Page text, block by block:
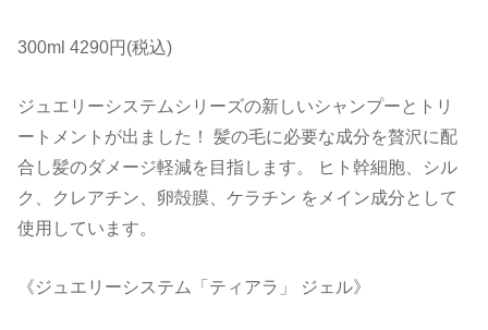
300ml 4290円(税込)
ジュエリーシステムシリーズの新しいシャンプーとトリ
ートメントが出ました！ 髪の毛に必要な成分を贅沢に配
合し髪のダメージ軽減を目指します。 ヒト幹細胞、シル
ク、クレアチン、卵殻膜、ケラチン をメイン成分として
使用しています。
《ジュエリーシステム「ティアラ」 ジェル》